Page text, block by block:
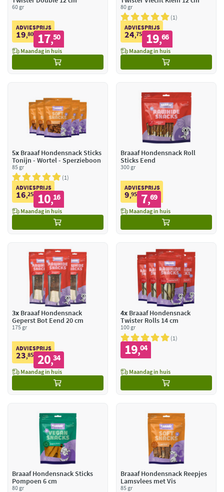
60 gr
ADVIESPRIJS
19,80 17,50
Maandag in huis
80 gr
1
ADVIESPRIJS
24,75 19,66
Maandag in huis
5x Braaaf Hondensnack Sticks
Tonijn - Wortel - Sperzieboon
85 gr
1
ADVIESPRIJS
16,25 10,16
Maandag in huis
Braaaf Hondensnack Roll
Sticks Eend
300 gr
ADVIESPRIJS
9,95 7,69
Maandag in huis
3x Braaaf Hondensnack
Geperst Bot Eend 20 cm
175 gr
ADVIESPRIJS
23,85 20,34
Maandag in huis
4xBraaaf Hondensnack
Twister Rolls 14 cm
100 gr
1
19,04
Maandag in huis
Braaaf Hondensnack Sticks
Pompoen 6 cm
80 gr
Braaaf Hondensnack Reepjes
Lamsvlees met Vis
85 gr